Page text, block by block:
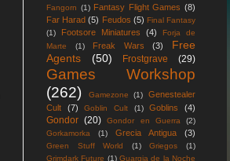
Fangorn (1) Fantasy Flight Games (8)
Far Harad (5) Feudos (5) Final Fantasy
(1)
Footsore Miniatures (4)
Forja de
Marte
(1) Freak Wars (3)
Free
Agents
(50) Frostgrave (29)
Games Workshop
(262)
Gamezone (1)
Genestealer
Cult
(7) Goblin Cult (1) Goblins (4)
Gondor (20) Gondor en Guerra
(2)
Gorkamorka
(1) Grecia Antigua (3)
Green Stuff World (1) Griegos
(1)
Grimdark Future (1) Guargia de la Noche